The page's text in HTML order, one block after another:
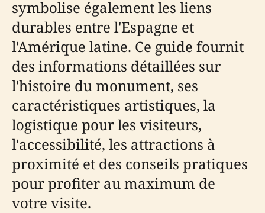
symbolise également les liens
durables entre l'Espagne et
l'Amérique latine. Ce guide fournit
des informations détaillées sur
l'histoire du monument, ses
caractéristiques artistiques, la
logistique pour les visiteurs,
l'accessibilité, les attractions à
proximité et des conseils pratiques
pour profiter au maximum de
votre visite.